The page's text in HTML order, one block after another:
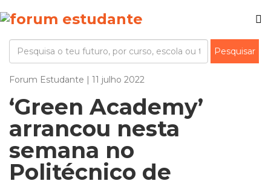
Forum Estudante | 11 julho 2022
‘Green Academy’
arrancou nesta
semana no
Politécnico de